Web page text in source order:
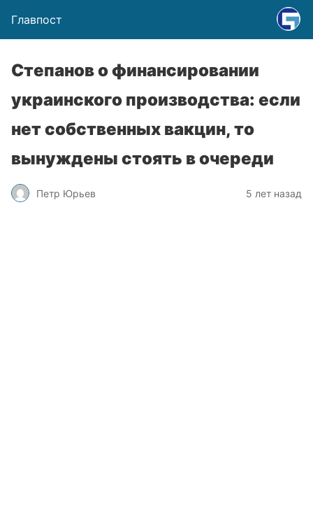
Главпост
Степанов о финансировании
украинского производства: если
нет собственных вакцин, то
вынуждены стоять в очереди
Петр Юрьев 5 лет назад